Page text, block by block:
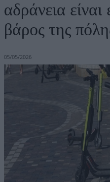
αδράνεια είναι
βάρος της
05/05/2026